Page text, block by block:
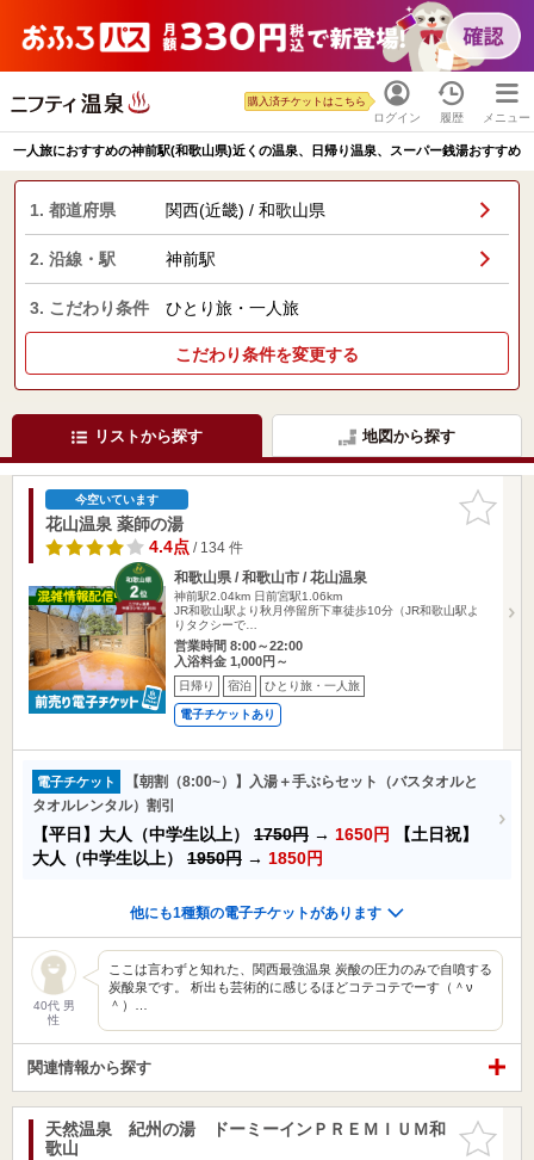
ログイン
購入済チケットはこちら
履歴 メニュー
一人旅におすすめの神前駅(和歌山県)近くの温泉、日帰り温泉、スーパー銭湯おすすめ
1. 都道府県 関西(近畿) / 和歌山県
2. 沿線・駅 神前駅
3. こだわり条件 ひとり旅・一人旅
こだわり条件を変更する
リストから探す 地図から探す
お気に入
りに追加
今空いています
花山温泉 薬師の湯
4.4点/ 134 件
和歌山県 / 和歌山市 / 花山温泉
神前駅2.04km 日前宮駅1.06km
JR和歌山駅より秋月停留所下車徒歩10分（JR和歌山駅よ
りタクシーで…
営業時間 8:00～22:00
入浴料金 1,000円～
日帰り 宿泊 ひとり旅・一人旅
電子チケットあり
電子チケット
【朝割（8:00~）】入湯＋手ぶらセット（バスタオルと
タオルレンタル）割引
【平日】大人（中学生以上） 1750円 → 1650円
【土日祝】
大人（中学生以上） 1950円 → 1850円
他にも1種類の電子チケットがあります
40代 男
性
ここは言わずと知れた、関西最強温泉 炭酸の圧力のみで自噴する
炭酸泉です。 析出も芸術的に感じるほどコテコテでーす（＾ν
＾）…
関連情報から探す
お気に入
りに追加
天然温泉 紀州の湯 ドーミーインＰＲＥＭＩＵＭ和
歌山